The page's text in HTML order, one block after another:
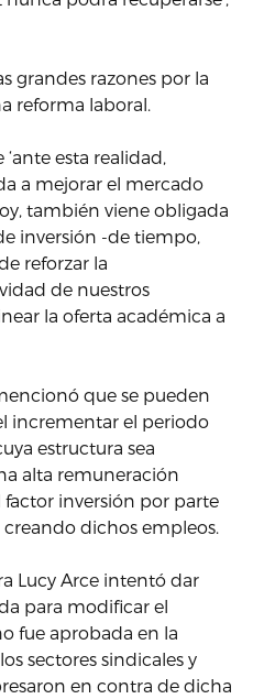
grandes razones por la
reforma laboral.
esta realidad,
a mejorar el mercado
también viene obligada
inversión -de tiempo,
reforzar la
de nuestros
la oferta académica a
que se pueden
incrementar el periodo
estructura sea
alta remuneración
inversión por parte
dichos empleos.
Lucy Arce intentó dar
para modificar el
fue aprobada en la
sectores sindicales y
en contra de dicha